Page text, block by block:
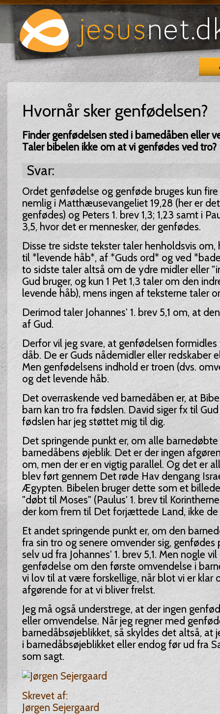
Hvornår sker genfødelsen?
Finder genfødelsen sted i barnedåben eller
Taler bibelen ikke om at vi genfødes ved tro?
Svar:
Ordet genfødelse og genføde bruges kun
nemlig i Matthæusevangeliet 19,28 (her er
genfødes) og Peters 1. brev 1,3; 1,23 samt i
3,5, hvor det er mennesker, der genfødes.
Disse tre sidste tekster taler henholdsvis
til *levende håb*, af *Guds ord* og ved
to sidste taler altså om de ydre midler eller
Gud bruger, og kun 1 Pet 1,3 taler om den
levende håb), mens ingen af teksterne taler
Derimod taler Johannes' 1. brev 5,1 om, at
af Gud.
Derfor vil jeg svare, at genfødelsen
dåb. De er Guds nådemidler eller redskaber
Men genfødelsens indhold er troen (dvs.
og det levende håb.
Det overraskende ved barnedåben er, at
barn kan tro fra fødslen. David siger fx til Gud
fødslen har jeg støttet mig til dig.
Det springende punkt er, om alle
barnedåbens øjeblik. Det er der ingen
om, men der er en vigtig parallel. Og det er
blev ført gennem Det røde Hav dengang
Ægypten. Bibelen bruger dette som et
"døbt til Moses" (Paulus' 1. brev til
der kom frem til Det forjættede Land, ikke de
Et andet springende punkt er, om den
fra sin tro og senere omvender sig, genfødes
selv ud fra Johannes' 1. brev 5,1. Men nogle
genfødelse om den første omvendelse i
vi lov til at være forskellige, når blot vi er klar
afgørende for at vi bliver frelst.
Jeg må også understrege, at der ingen
eller omvendelse. Når jeg regner med
barnedåbsøjeblikket, så skyldes det altså, at
i barnedåbsøjeblikket eller endog før ud fra
som sagt.
Skrevet af:
Jørgen Sejergaard